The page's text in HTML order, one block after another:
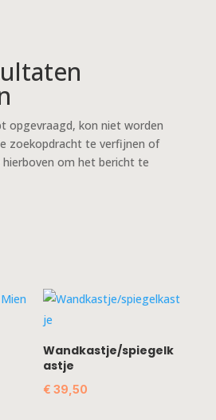
opgevraagd, kon niet worden
zoekopdracht te verfijnen of
om het bericht te
Wandkastje/spiegelk
astje
€ 39,50